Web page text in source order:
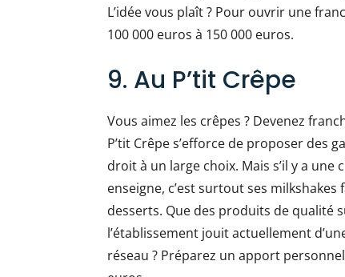
L’idée vous plaît ? Pour ouvrir une
100 000 euros à 150 000 euros.
9. Au P’tit Crêpe
Vous aimez les crêpes ? Devenez
P’tit Crêpe s’efforce de proposer des
droit à un large choix. Mais s’il y a
enseigne, c’est surtout ses
desserts. Que des produits de qualité
l’établissement jouit actuellement
réseau ? Préparez un apport